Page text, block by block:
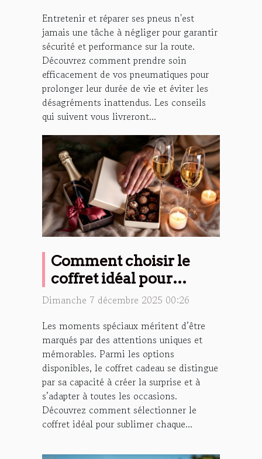
Entretenir et réparer ses pneus n'est
jamais une tâche à négliger pour garantir
sécurité et performance sur la route.
Découvrez comment prendre soin
efficacement de vos pneumatiques pour
prolonger leur durée de vie et éviter les
désagréments inattendus. Les conseils
qui suivent vous livreront...
Comment choisir le
coffret idéal pour
célébrer les moments
Dimanche 7 décembre 2025 00:26
Les moments spéciaux méritent d’être
marqués par des attentions uniques et
mémorables. Parmi les options
disponibles, le coffret cadeau se distingue
par sa capacité à créer la surprise et à
s’adapter à toutes les occasions.
Découvrez comment sélectionner le
coffret idéal pour sublimer chaque...